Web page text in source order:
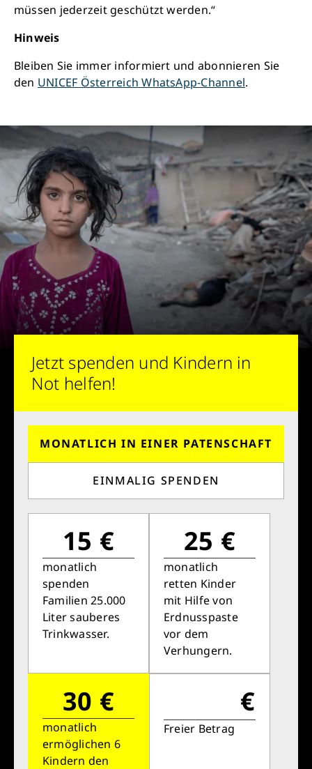
müssen jederzeit geschützt werden.“
Hinweis
Bleiben Sie immer informiert und abonnieren Sie
den UNICEF Österreich WhatsApp-Channel.
Jetzt spenden und Kindern in
Not helfen!
MONATLICH IN EINER PATENSCHAFT
EINMALIG SPENDEN
15 €
monatlich
spenden
Familien 25.000
Liter sauberes
Trinkwasser.
25 €
monatlich
retten Kinder
mit Hilfe von
Erdnusspaste
vor dem
Verhungern.
30 €
monatlich
ermöglichen 6
Kindern den
€
Freier Betrag
Retten Sie noch heute Leben
Schon 50 Cent am Tag können Großes
bewirken: z.B. monatlich 25.000 Liter
sauberes Trinkwasser zur Verfügung stellen.
Sauberes Trinkwasser bedeutet: weniger
Jetzt Leben retten